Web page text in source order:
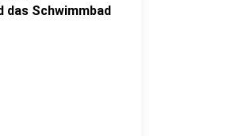
das Schwimmbad